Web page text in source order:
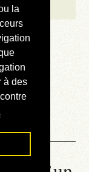
la
à des